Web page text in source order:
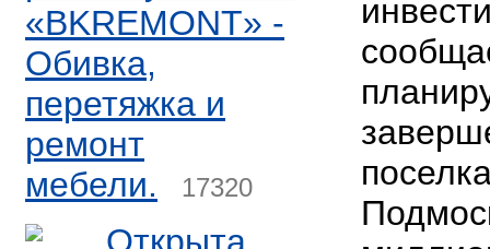
«BKREMONT» -
Обивка,
перетяжка и
ремонт
мебели.
17320